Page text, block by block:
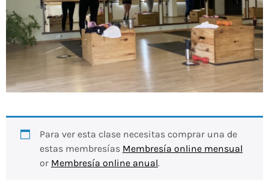
Para ver esta clase necesitas comprar una de
estas membresías Membresía online mensual
or Membresía online anual.